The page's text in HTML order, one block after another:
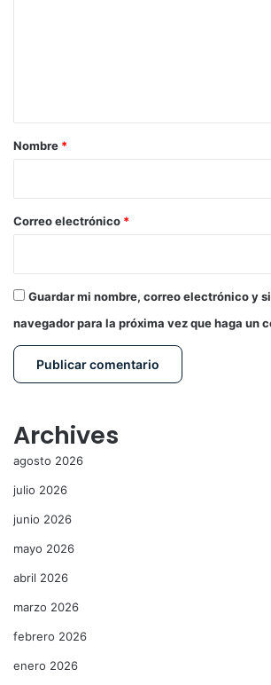
r
*
Nombre *
Correo electrónico *
Guardar mi nombre, correo electrónico y
navegador para la próxima vez que haga un
Archives
agosto 2026
julio 2026
junio 2026
mayo 2026
abril 2026
marzo 2026
febrero 2026
enero 2026